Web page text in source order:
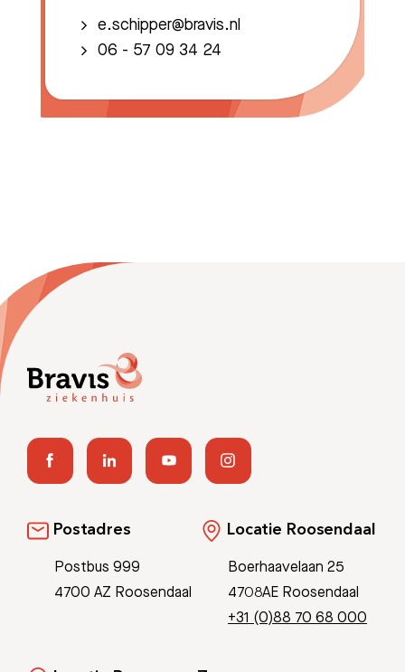
e.schipper@bravis.nl
06 - 57 09 34 24
Postadres
Postbus 999
4700 AZ Roosendaal
Locatie Roosendaal
Boerhaavelaan 25
4708AE Roosendaal
+31 (0)88 70 68 000